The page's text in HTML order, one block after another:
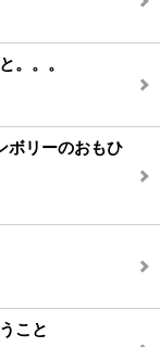
。。。
ボリーのおもひ
こと